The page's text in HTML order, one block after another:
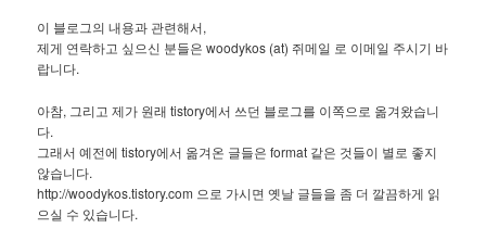
이 블로그의 내용과 관련해서,
제게 연락하고 싶으신 분들은 woodykos (at) 쥐메일 로 이메일 주시기 바
랍니다.
아참, 그리고 제가 원래 tistory에서 쓰던 블로그를 이쪽으로 옮겨왔습니
다.
그래서 예전에 tistory에서 옮겨온 글들은 format 같은 것들이 별로 좋지
않습니다.
http://woodykos.tistory.com 으로 가시면 옛날 글들을 좀 더 깔끔하게 읽
으실 수 있습니다.